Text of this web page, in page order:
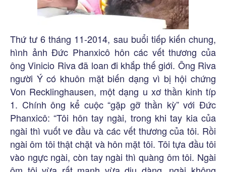
Thứ tư 6 tháng 11-2014, sau buổi tiếp kiến chung,
hình ảnh Đức Phanxicô hôn các vết thương của
ông Vinicio Riva đã loan đi khắp thế giới. Ông Riva
người Ý có khuôn mặt biến dạng vì bị hội chứng
Von Recklinghausen, một dạng u xơ thần kinh típ
1. Chính ông kể cuộc “gặp gỡ thần kỳ” với Đức
Phanxicô: “Tôi hôn tay ngài, trong khi tay kia của
ngài thì vuốt ve đầu và các vết thương của tôi. Rồi
ngài ôm tôi thật chặt và hôn mặt tôi. Tôi tựa đầu tôi
vào ngực ngài, còn tay ngài thì quàng ôm tôi. Ngài